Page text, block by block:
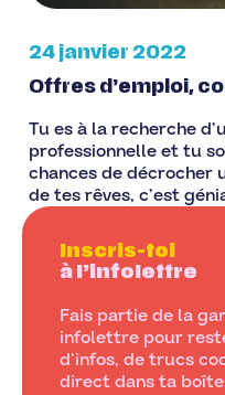
24 janvier 2022
Offres d’emploi,
Tu es à la recherche
professionnelle et tu
chances de décrocher
de tes rêves, c’est
Inscris-toi
à l’infolettre
Fais partie de la
infolettre pour
d’infos, de trucs
direct dans ta